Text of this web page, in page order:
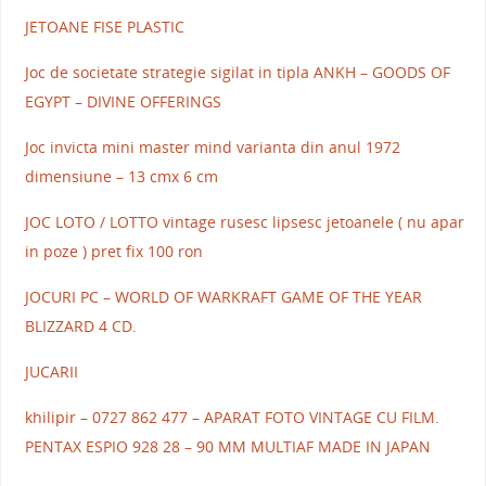
JETOANE FISE PLASTIC
Joc de societate strategie sigilat in tipla ANKH – GOODS OF
EGYPT – DIVINE OFFERINGS
Joc invicta mini master mind varianta din anul 1972
dimensiune – 13 cmx 6 cm
JOC LOTO / LOTTO vintage rusesc lipsesc jetoanele ( nu apar
in poze ) pret fix 100 ron
JOCURI PC – WORLD OF WARKRAFT GAME OF THE YEAR
BLIZZARD 4 CD.
JUCARII
khilipir – 0727 862 477 – APARAT FOTO VINTAGE CU FILM.
PENTAX ESPIO 928 28 – 90 MM MULTIAF MADE IN JAPAN